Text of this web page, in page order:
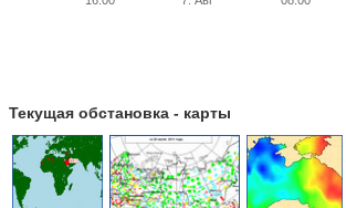
Текущая обстановка - карты